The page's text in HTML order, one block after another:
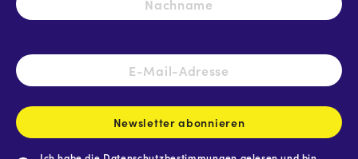
E-
Mail-
Newsletter abonnieren